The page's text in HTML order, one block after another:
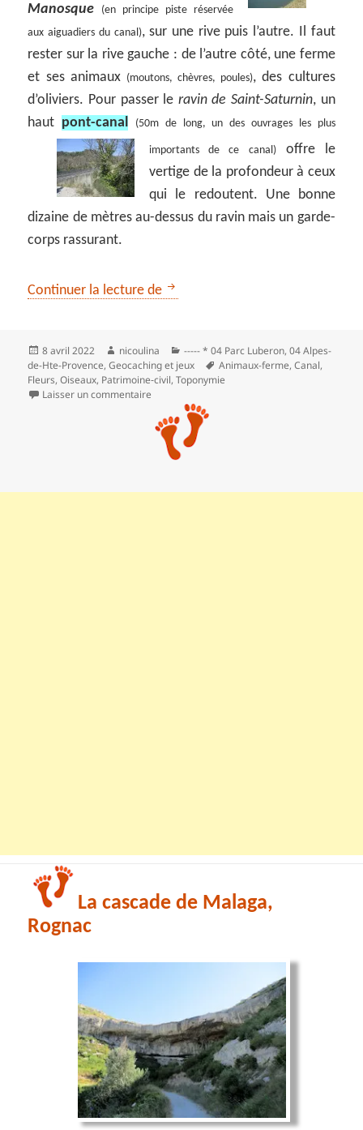
Manosque
(en principe piste réservée
aux aiguadiers du canal), sur une rive puis l’autre. Il faut
rester sur la rive gauche : de l’autre côté, une ferme
et ses animaux (moutons, chèvres, poules), des cultures
d’oliviers. Pour passer le ravin de Saint-Saturnin, un
haut pont-canal (50m de long, un des ouvrages les plus
importants de ce canal)
offre le
vertige de la profondeur à ceux
qui le redoutent. Une bonne
dizaine de mètres au-dessus du ravin mais un garde-
corps rassurant.
Continuer la lecture de Double boucle par la colle de
Publié
le
8 avril 2022 Auteur
nicoulina Catégories
----- * 04 Parc Luberon,04 Alpes-
de-Hte-Provence,Geocaching et jeux Mots-
clés
Animaux-ferme,Canal,
Fleurs,Oiseaux, Patrimoine‑civil,Toponymie
Laisser un commentaire sur Double boucle par la colle de Piébon
La cascade de Malaga,
Rognac